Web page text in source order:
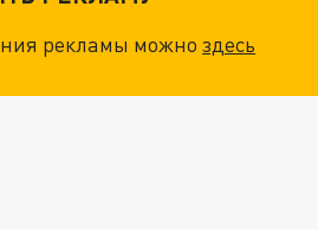
рекламы можноздесь